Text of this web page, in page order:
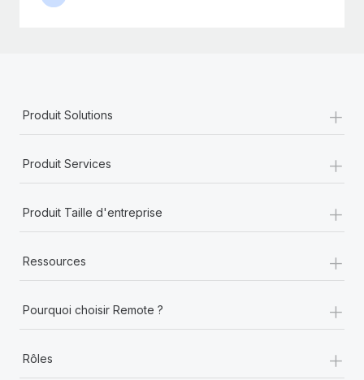
Produit Solutions +
Produit Services +
Produit Taille d'entreprise +
Ressources +
Pourquoi choisir Remote ? +
Rôles +